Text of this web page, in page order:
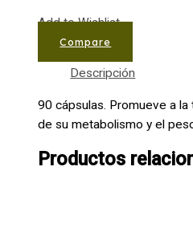
Add to Wishlist
Compare
Descripción
90 cápsulas. Promueve a
de su metabolismo y el
Productos